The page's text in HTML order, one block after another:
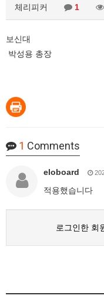
체리피커 1
보신대
박성용 총장
1 Comments
eloboard
적용했습니다
로그인한 회